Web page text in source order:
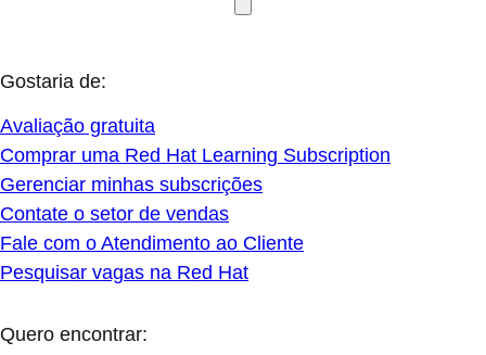
Gostaria de:
Avaliação gratuita
Comprar uma Red Hat Learning Subscription
Gerenciar minhas subscrições
Contate o setor de vendas
Fale com o Atendimento ao Cliente
Pesquisar vagas na Red Hat
Quero encontrar: